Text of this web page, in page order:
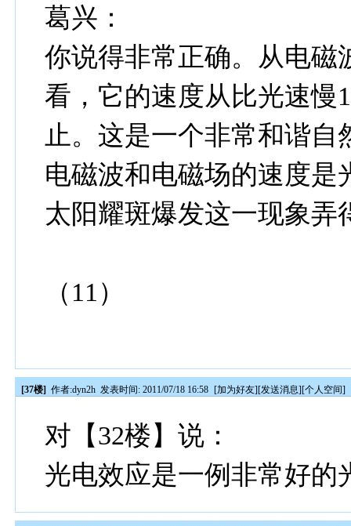
葛兴：
你说得非常正确。从电磁
看，它的速度从比光速慢
止。这是一个非常和谐
电磁波和电磁场的速度是
太阳耀斑爆发这一现象弄
（11）
[37楼] 作者:dyn2h 发表时间: 2011/07/18 16:58 [加为好友][发送消息][个人空间]
对【32楼】说：
光电效应是一例非常好的